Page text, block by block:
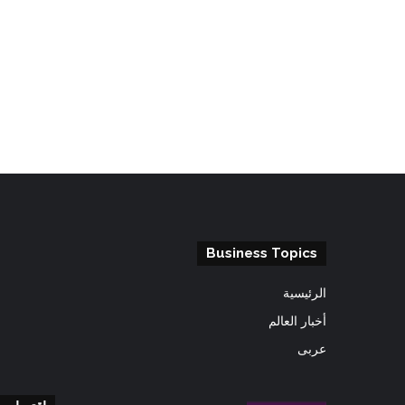
Business Topics
الرئيسية
أخبار العالم
عربى